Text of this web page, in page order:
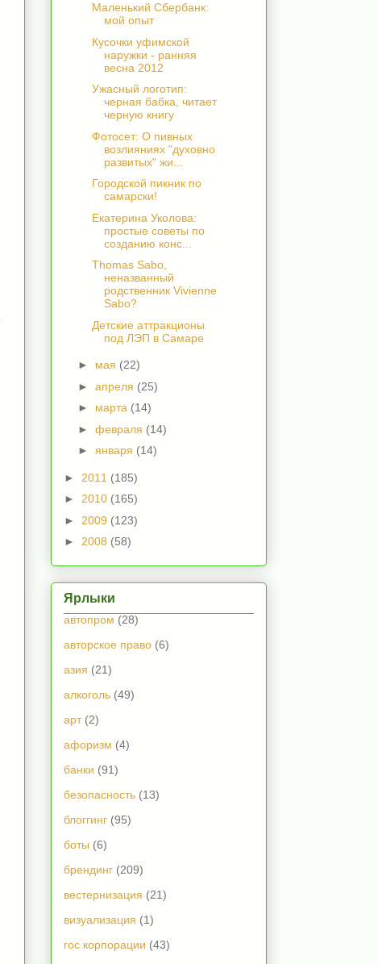
Маленький Сбербанк:
мой опыт
Кусочки уфимской
наружки - ранняя
весна 2012
Ужасный логотип:
черная бабка, читает
черную книгу
Фотосет: О пивных
возлияниях "духовно
развитых" жи...
Городской пикник по
самарски!
Екатерина Уколова:
простые советы по
созданию конс...
Thomas Sabo,
неназванный
родственник Vivienne
Sabo?
Детские аттракционы
под ЛЭП в Самаре
► мая (22)
► апреля (25)
► марта (14)
► февраля (14)
► января (14)
► 2011 (185)
► 2010 (165)
► 2009 (123)
► 2008 (58)
Ярлыки
автопром (28)
авторское право (6)
азия (21)
алкоголь (49)
арт (2)
афоризм (4)
банки (91)
безопасность (13)
блоггинг (95)
боты (6)
брендинг (209)
вестернизация (21)
визуализация (1)
гос корпорации (43)